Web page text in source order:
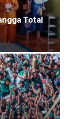
Total